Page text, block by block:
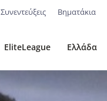
Συνεντεύξεις Βηματάκια
EliteLeague Ελλάδα